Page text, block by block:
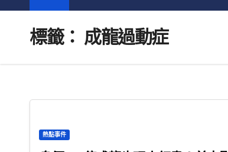
標籤： 成龍過動症
熱點事件